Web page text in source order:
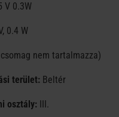
V 0.3W
0.4 W
nem tartalmazza)
terület: Beltér
osztály:III.